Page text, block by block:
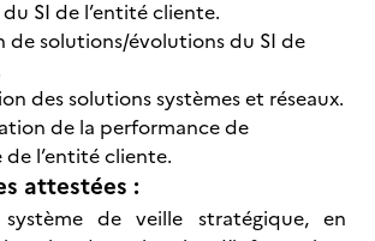
SI de l’entité cliente.
de solutions/évolutions du SI de
des solutions systèmes et réseaux.
de la performance de
l’entité cliente.
attestées :
de veille stratégique, en